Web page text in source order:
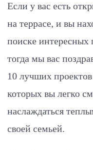
Если у вас есть
на террасе, и вы
поиске интересных
тогда мы вас
10 лучших
которых вы легко
наслаждаться
своей семьей.